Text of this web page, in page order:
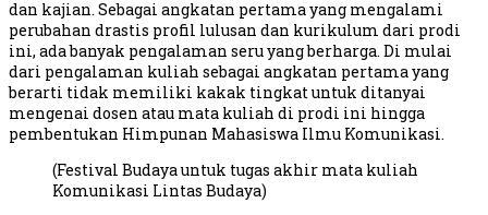
dan kajian. Sebagai angkatan pertama yang mengalami
perubahan drastis profil lulusan dan kurikulum dari prodi
ini, ada banyak pengalaman seru yang berharga. Di mulai
dari pengalaman kuliah sebagai angkatan pertama yang
berarti tidak memiliki kakak tingkat untuk ditanyai
mengenai dosen atau mata kuliah di prodi ini hingga
pembentukan Himpunan Mahasiswa Ilmu Komunikasi.
(Festival Budaya untuk tugas akhir mata kuliah
Komunikasi Lintas Budaya)